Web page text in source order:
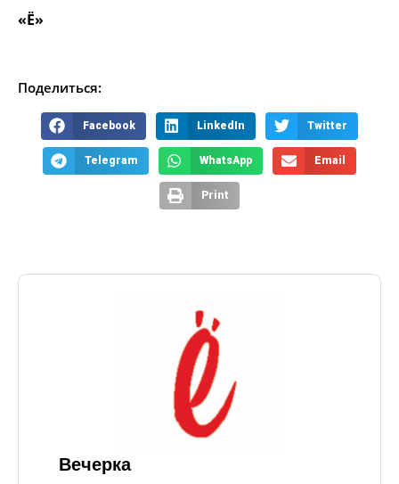
«Ё»
Поделиться:
Facebook LinkedIn Twitter
Telegram WhatsApp Email
Print
Вечерка